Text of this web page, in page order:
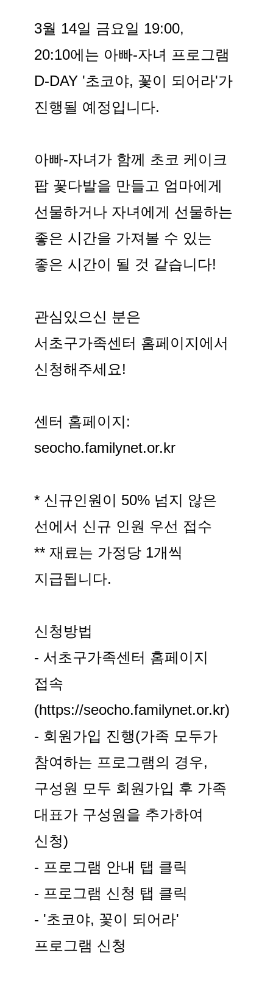
3월 14일 금요일 19:00,
20:10에는 아빠-자녀 프로그램
D-DAY '초코야, 꽃이 되어라'가
진행될 예정입니다.
아빠-자녀가 함께 초코 케이크
팝 꽃다발을 만들고 엄마에게
선물하거나 자녀에게 선물하는
좋은 시간을 가져볼 수 있는
좋은 시간이 될 것 같습니다!
관심있으신 분은
서초구가족센터 홈페이지에서
신청해주세요!
센터 홈페이지:
seocho.familynet.or.kr
* 신규인원이 50% 넘지 않은
선에서 신규 인원 우선 접수
** 재료는 가정당 1개씩
지급됩니다.
신청방법
- 서초구가족센터 홈페이지
접속
(https://seocho.familynet.or.kr)
- 회원가입 진행(가족 모두가
참여하는 프로그램의 경우,
구성원 모두 회원가입 후 가족
대표가 구성원을 추가하여
신청)
- 프로그램 안내 탭 클릭
- 프로그램 신청 탭 클릭
- '초코야, 꽃이 되어라'
프로그램 신청